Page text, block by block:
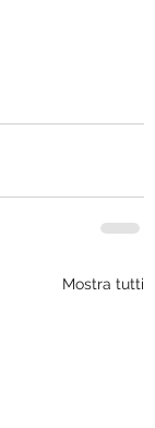
Mostra tutti